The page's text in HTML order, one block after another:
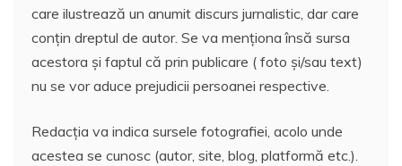
care ilustrează un anumit discurs jurnalistic, dar care
conțin dreptul de autor. Se va menționa însă sursa
acestora și faptul că prin publicare ( foto și/sau text)
nu se vor aduce prejudicii persoanei respective.
Redacția va indica sursele fotografiei, acolo unde
acestea se cunosc (autor, site, blog, platformă etc.).